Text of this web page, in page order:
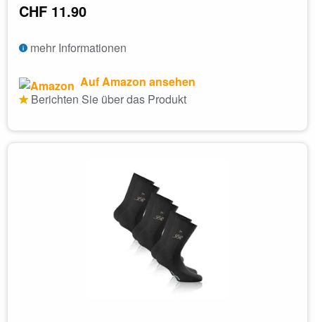
CHF 11.90
mehr Informationen
Auf Amazon ansehen
Berichten Sie über das Produkt